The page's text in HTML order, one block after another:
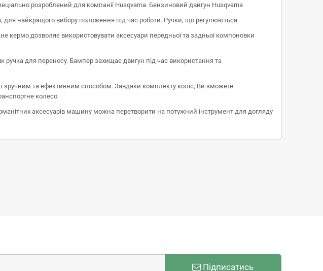
розроблений для компанії Husqvarna. Бензиновий двигун Husqvarna
найкращого вибору положення під час роботи. Ручки, що регулюються
кермо дозволяє використовувати аксесуари передньої та задньої компоновки
ручка для переносу. Бампер захищає двигун під час використання та
зручним та ефективним способом. Завдяки комплекту коліс, Ви зможете
колесо
аксесуарів машину можна перетворити на потужний інструмент для догляду
Підписатись